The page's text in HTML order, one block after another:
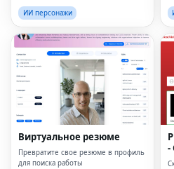
ИИ персонажи
Виртуальное резюме
Превратите свое резюме в профиль
для поиска работы
-